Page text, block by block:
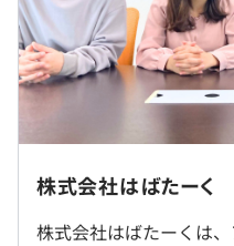
また、月1回の部会では案
の状況共有を実施していま
普段は別々の現場で働く
設けています。
現在は受託開発の拡大や
ンジニア組織を一緒につ
東京本社、もしくはお客
ます。
※基本東京23区内、その
宮、浦和、横浜、関内
■昇給：年1回（1月）
■インセンティブあり
※スキルやご経験によっ
※月20時間超過勤務含む
株式会社はばたーく
株式会社はばたーくは